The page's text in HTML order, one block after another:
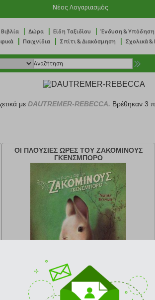
Νέος Λογαριασμός
Βιβλία Δώρα Είδη Ταξιδίου Ένδυση & Υπόδηση
Παιχνίδια Σπίτι & Διακόσμηση Σχολικά &
με DAUTREMER-REBECCA. Βρέθηκαν 3
ΟΙ ΠΛΟΥΣΙΕΣ ΩΡΕΣ ΤΟΥ ΖΑΚΟΜΙΝΟΥΣ
ΓΚΕΝΣΜΠΟΡΟ
κωδ. 108153331
14.16 €
Ελάχιστη 30 ημερών 17.70 €